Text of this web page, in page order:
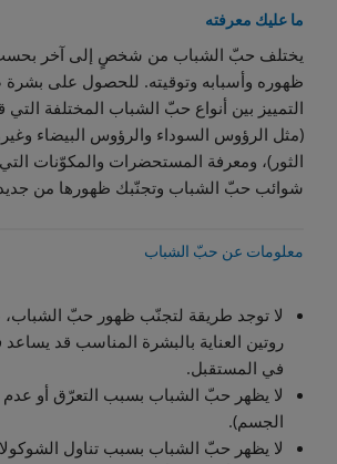
ما عليك معرفته
يختلف حبّ الشباب من شخصٍ إلى آخر بحسب
ظهوره وأسبابه وتوقيته. للحصول على
التمييز بين أنواع حبّ الشباب المختلفة التي
(مثل الرؤوس السوداء والرؤوس البيضاء
الثور)، ومعرفة المستحضرات والمكوّنات
شوائب حبّ الشباب وتجنّبك ظهورها من
معلومات عن حبّ الشباب
لا توجد طريقة لتجنّب ظهور حبّ
روتين العناية بالبشرة المناسب قد
في المستقبل.
لا يظهر حبّ الشباب بسبب التعرّق أو
الجسم).
لا يظهر حبّ الشباب بسبب تناول